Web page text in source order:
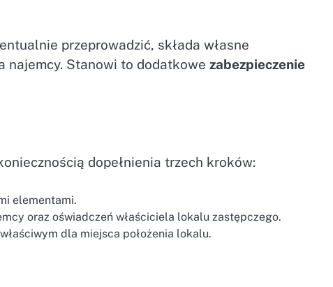
przeprowadzić, składa własne
najemcy. Stanowi to dodatkowezabezpieczenie
dopełnienia trzech kroków:
elementami.
oraz oświadczeń właściciela lokalu zastępczego.
dla miejsca położenia lokalu.